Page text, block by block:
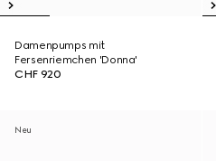
Damenpumps mit
Fersenriemchen 'Donna'
CHF 920
Neu